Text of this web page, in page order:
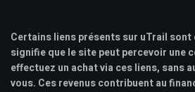
Certains liens présents sur uTrail sont
signifie que le site peut percevoir une
effectuez un achat via ces liens, sans
vous. Ces revenus contribuent au